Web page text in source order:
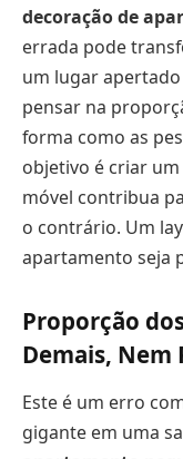
decoração de
errada pode
um lugar apertado
pensar na
forma como as
objetivo é criar
móvel contribua
o contrário. Um
apartamento seja
Proporção
Demais, Nem
Este é um erro
gigante em uma